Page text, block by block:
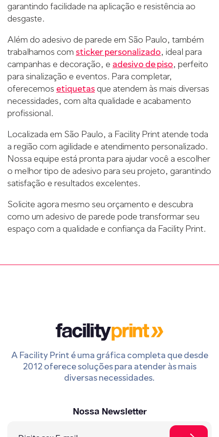
garantindo facilidade na aplicação e resistência ao
desgaste.
Além do adesivo de parede em São Paulo, também
trabalhamos com sticker personalizado, ideal para
campanhas e decoração, e adesivo de piso, perfeito
para sinalização e eventos. Para completar,
oferecemos etiquetas que atendem às mais diversas
necessidades, com alta qualidade e acabamento
profissional.
Localizada em São Paulo, a Facility Print atende toda
a região com agilidade e atendimento personalizado.
Nossa equipe está pronta para ajudar você a escolher
o melhor tipo de adesivo para seu projeto, garantindo
satisfação e resultados excelentes.
Solicite agora mesmo seu orçamento e descubra
como um adesivo de parede pode transformar seu
espaço com a qualidade e confiança da Facility Print.
A Facility Print é uma gráfica completa que desde
2012 oferece soluções para atender às mais
diversas necessidades.
Nossa Newsletter